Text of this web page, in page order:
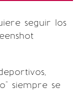
seguir los
siempre se